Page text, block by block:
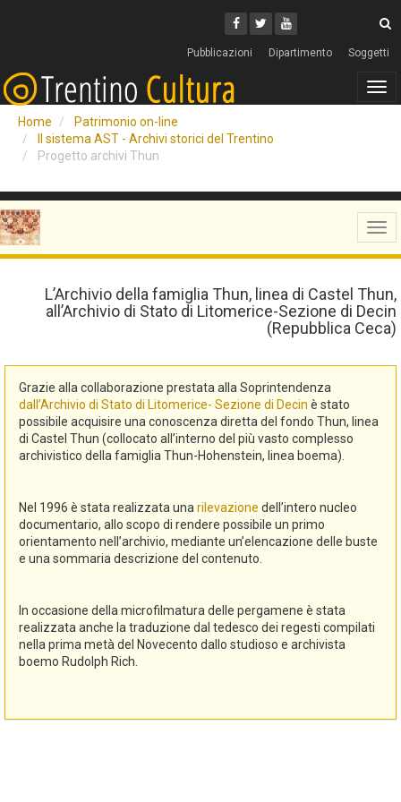
Facebook
Twitter
Youtube
Pubblicazioni Dipartimento Soggetti
Home
Patrimonio on-line
Il sistema AST - Archivi storici del Trentino
Progetto archivi Thun
L’Archivio della famiglia Thun, linea di Castel Thun,
all’Archivio di Stato di Litomerice-Sezione di Decin
(Repubblica Ceca)
Grazie alla collaborazione prestata alla Soprintendenza
dall’Archivio di Stato di Litomerice- Sezione di Decin è stato
possibile acquisire una conoscenza diretta del fondo Thun, linea
di Castel Thun (collocato all’interno del più vasto complesso
archivistico della famiglia Thun-Hohenstein, linea boema).
Nel 1996 è stata realizzata una rilevazione dell’intero nucleo
documentario, allo scopo di rendere possibile un primo
orientamento nell’archivio, mediante un’elencazione delle buste
e una sommaria descrizione del contenuto.
In occasione della microfilmatura delle pergamene è stata
realizzata anche la traduzione dal tedesco dei regesti compilati
nella prima metà del Novecento dallo studioso e archivista
boemo Rudolph Rich.